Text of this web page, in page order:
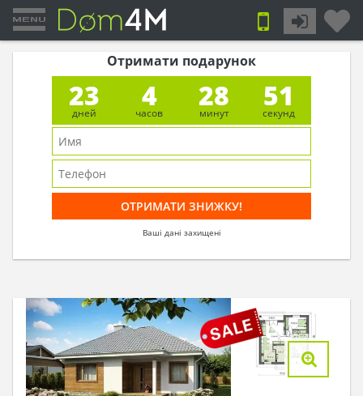
Отримати подарунок
23
дней
4
часов
28
минут
51
секунд
Ваші дані захищені